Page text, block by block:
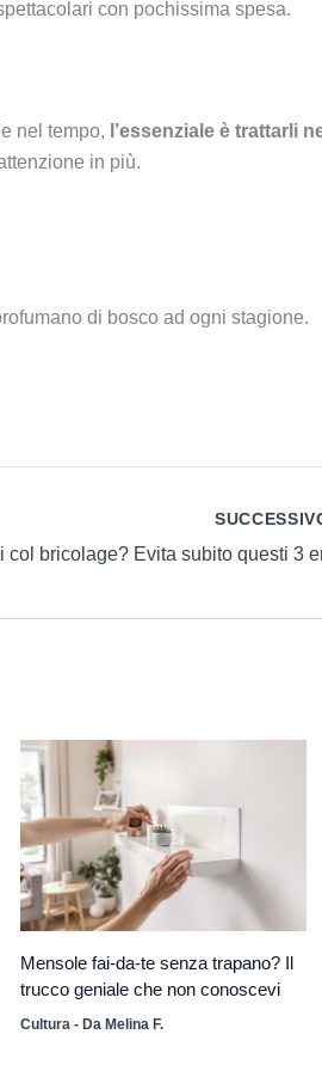
con pochissima spesa.
nel tempo, l’essenziale è trattarli
in più.
di bosco ad ogni stagione.
Mensole fai-da-te senza trapano? Il
trucco geniale che non conoscevi
Cultura- Da Melina F.